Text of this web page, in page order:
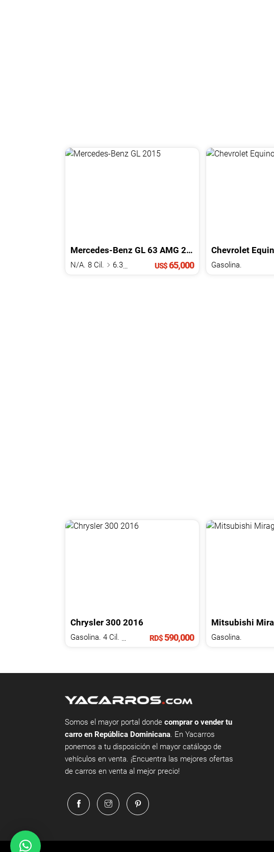
Mercedes-Benz GL 63 AMG 2015
N/A. 8 Cil. 6.3 L US$65,000
Chevrolet
Gasolina.
Chrysler 300 2016
RD$590,000
Mitsubishi
Gasolina.
Somos el mayor portal donde comprar o vender tu
carro en República Dominicana. En Yacarros
ponemos a tu disposición el mayor catálogo de
vehículos en venta. ¡Encuentra las mejores ofertas
de carros en venta al mejor precio!